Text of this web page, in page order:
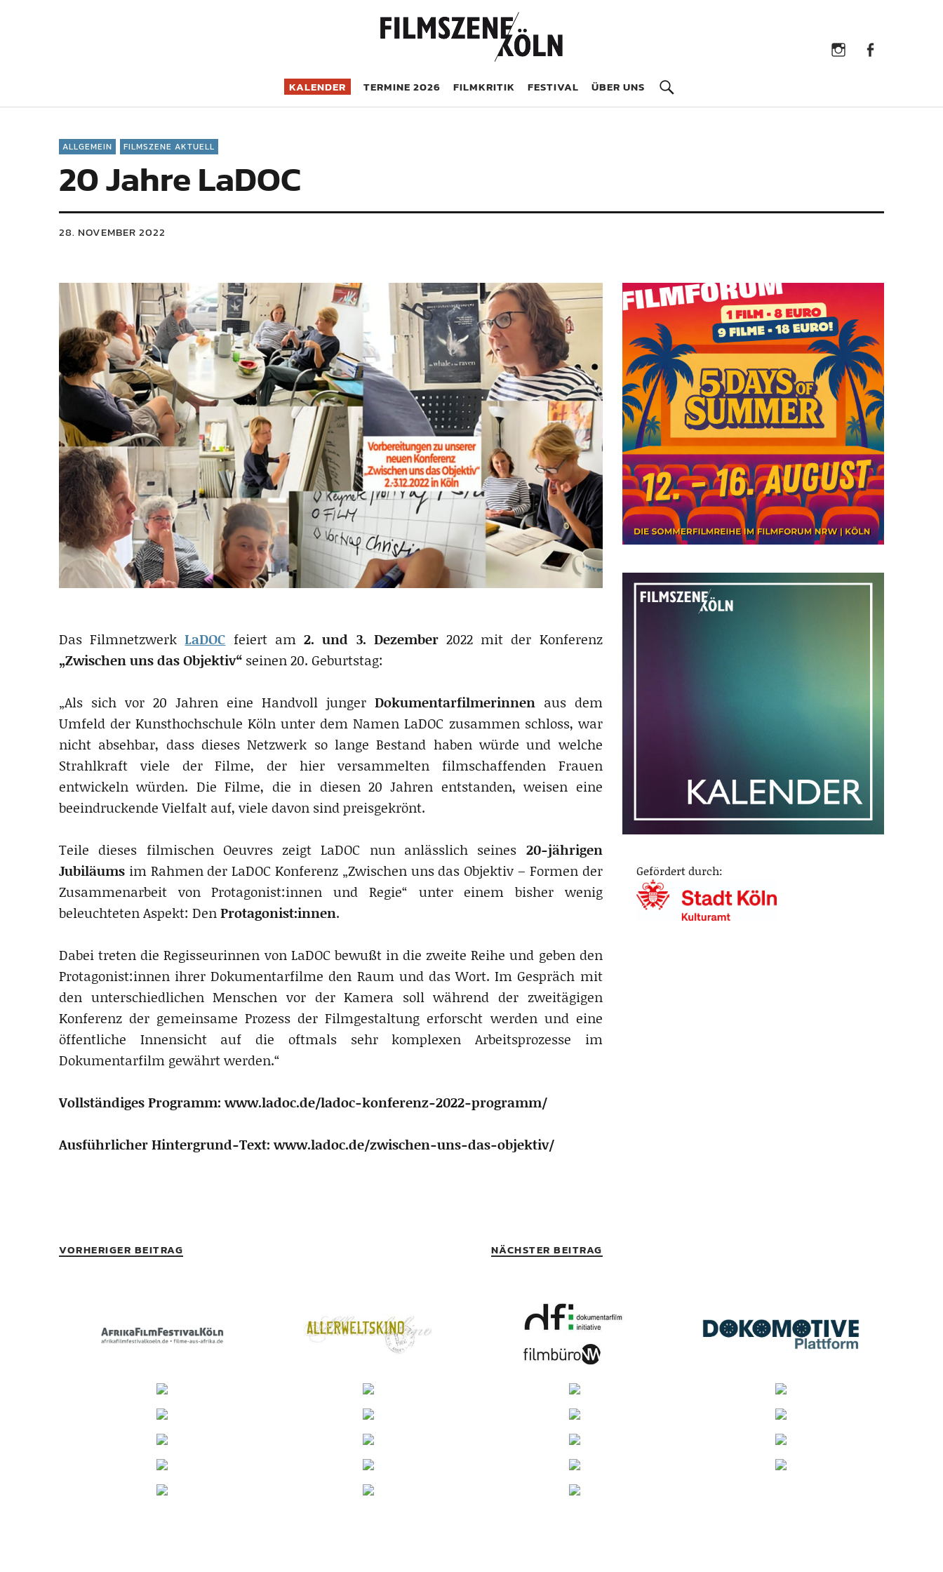
KALENDER TERMINE 2026 FILMKRITIK FESTIVAL ÜBER UNS
ALLGEMEIN FILMSZENE AKTUELL
20 Jahre LaDOC
28. NOVEMBER 2022
Das FilmnetzwerkLaDOC feiert am2. und 3. Dezember2022 mit der Konferenz
„Zwischen uns das Objektiv“ seinen 20. Geburtstag:
„Als sich vor 20 Jahren eine Handvoll junger Dokumentarfilmerinnen aus dem
Umfeld der Kunsthochschule Köln unter dem Namen LaDOC zusammen schloss, war
nicht absehbar, dass dieses Netzwerk so lange Bestand haben würde und welche
Strahlkraft viele der Filme, der hier versammelten filmschaffenden Frauen
entwickeln würden. Die Filme, die in diesen 20 Jahren entstanden, weisen eine
beeindruckende Vielfalt auf, viele davon sind preisgekrönt.
Teile dieses filmischen Oeuvres zeigt LaDOC nun anlässlich seines 20-jährigen
Jubiläums im Rahmen der LaDOC Konferenz „Zwischen uns das Objektiv – Formen der
Zusammenarbeit von Protagonist:innen und Regie“ unter einem bisher wenig
beleuchteten Aspekt: DenProtagonist:innen.
Dabei treten die Regisseurinnen von LaDOC bewußt in die zweite Reihe und geben den
Protagonist:innen ihrer Dokumentarfilme den Raum und das Wort. Im Gespräch mit
den unterschiedlichen Menschen vor der Kamera soll während der zweitägigen
Konferenz der gemeinsame Prozess der Filmgestaltung erforscht werden und eine
öffentliche Innensicht auf die oftmals sehr komplexen Arbeitsprozesse im
Dokumentarfilm gewährt werden.“
Vollständiges Programm: www.ladoc.de/ladoc-konferenz-2022-programm/
Ausführlicher Hintergrund-Text: www.ladoc.de/zwischen-uns-das-objektiv/
VORHERIGER BEITRAG NÄCHSTER BEITRAG
Gefördert durch: